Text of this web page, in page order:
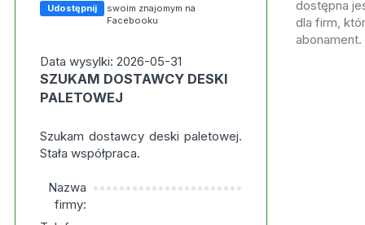
Udostępnij
swoim znajomym na
Facebooku
Data wysylki: 2026-05-31
SZUKAM DOSTAWCY DESKI
PALETOWEJ
Szukam dostawcy deski paletowej.
Stała współpraca.
Nazwa
firmy:
***********************
dostępna
dla firm,
abonament.